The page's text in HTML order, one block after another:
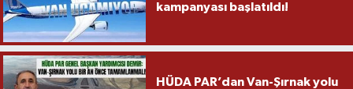
kampanyası başlatıldı!
HÜDA PAR’dan Van-Şırnak yolu